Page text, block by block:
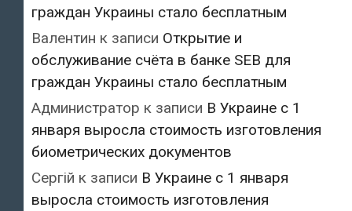
граждан Украины стало бесплатным
Валентин к записи Открытие и
обслуживание счёта в банке SEB для
граждан Украины стало бесплатным
Администратор к записи В Украине с 1
января выросла стоимость изготовления
биометрических документов
Сергій к записи В Украине с 1 января
выросла стоимость изготовления